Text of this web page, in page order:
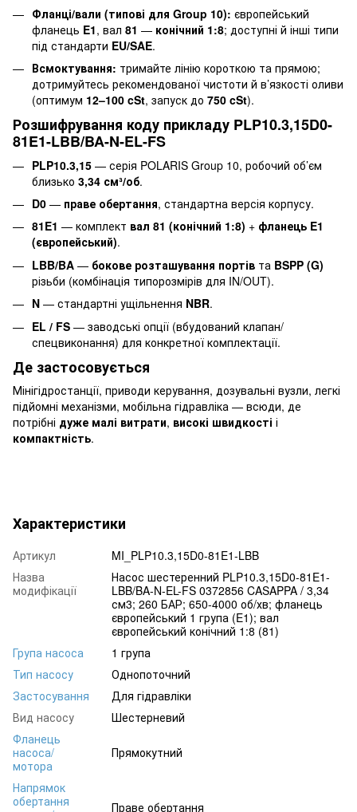
Фланці/вали (типові для Group 10): європейський
фланець E1, вал 81 — конічний 1:8; доступні й інші типи
під стандарти EU/SAE.
Всмоктування: тримайте лінію короткою та прямою;
дотримуйтесь рекомендованої чистоти й в’язкості оливи
(оптимум 12–100 cSt, запуск до 750 cSt).
Розшифрування коду прикладу PLP10.3,15D0-
81E1-LBB/BA-N-EL-FS
PLP10.3,15 — серія POLARIS Group 10, робочий об’єм
близько 3,34 см³/об.
D0 — праве обертання, стандартна версія корпусу.
81E1 — комплект вал 81 (конічний 1:8) + фланець E1
(європейський).
LBB/BA — бокове розташування портів та BSPP (G)
різьби (комбінація типорозмірів для IN/OUT).
N — стандартні ущільнення NBR.
EL / FS — заводські опції (вбудований клапан/
спецвиконання) для конкретної комплектації.
Де застосовується
Мінігідростанції, приводи керування, дозувальні вузли, легкі
підйомні механізми, мобільна гідравліка — всюди, де
потрібні дуже малі витрати, високі швидкості і
компактність.
Характеристики
Артикул
MI_PLP10.3,15D0-81E1-LBB
Назва
модифікації
Насос шестеренний PLP10.3,15D0-81E1-
LBB/BA-N-EL-FS 0372856 CASAPPA / 3,34
см3; 260 БАР; 650-4000 об/хв; фланець
європейський 1 група (E1); вал
європейський конічний 1:8 (81)
Група насоса
1 група
Тип насосу
Однопоточний
Застосування
Для гідравліки
Вид насосу
Шестерневий
Фланець
насоса/
мотора
Прямокутний
Напрямок
обертання
Праве обертання